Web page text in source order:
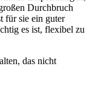
Durchbruch
für sie ein guter
es ist, flexibel zu
das nicht